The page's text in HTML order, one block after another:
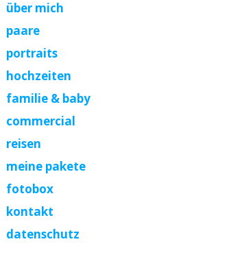
über mich
paare
portraits
hochzeiten
familie & baby
commercial
reisen
meine pakete
fotobox
kontakt
datenschutz